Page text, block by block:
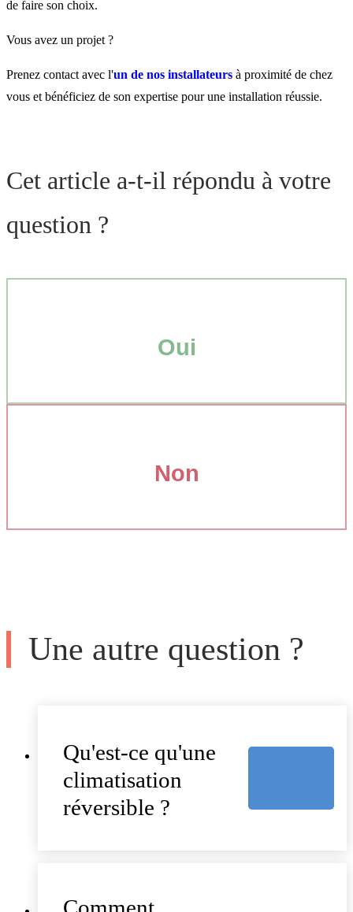
de faire son choix.
Vous avez un projet ?
Prenez contact avec l'un de nos installateurs à proximité de chez
vous et bénéficiez de son expertise pour une installation réussie.
Cet article a-t-il répondu à votre
question ?
Oui
Non
Une autre question ?
Qu'est-ce qu'une
climatisation
réversible ?